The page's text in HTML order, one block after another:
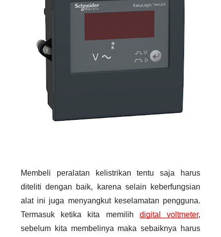
Membeli peralatan kelistrikan tentu saja harus
diteliti dengan baik, karena selain keberfungsian
alat ini juga menyangkut keselamatan pengguna.
Termasuk ketika kita memilih digital voltmeter,
sebelum kita membelinya maka sebaiknya harus